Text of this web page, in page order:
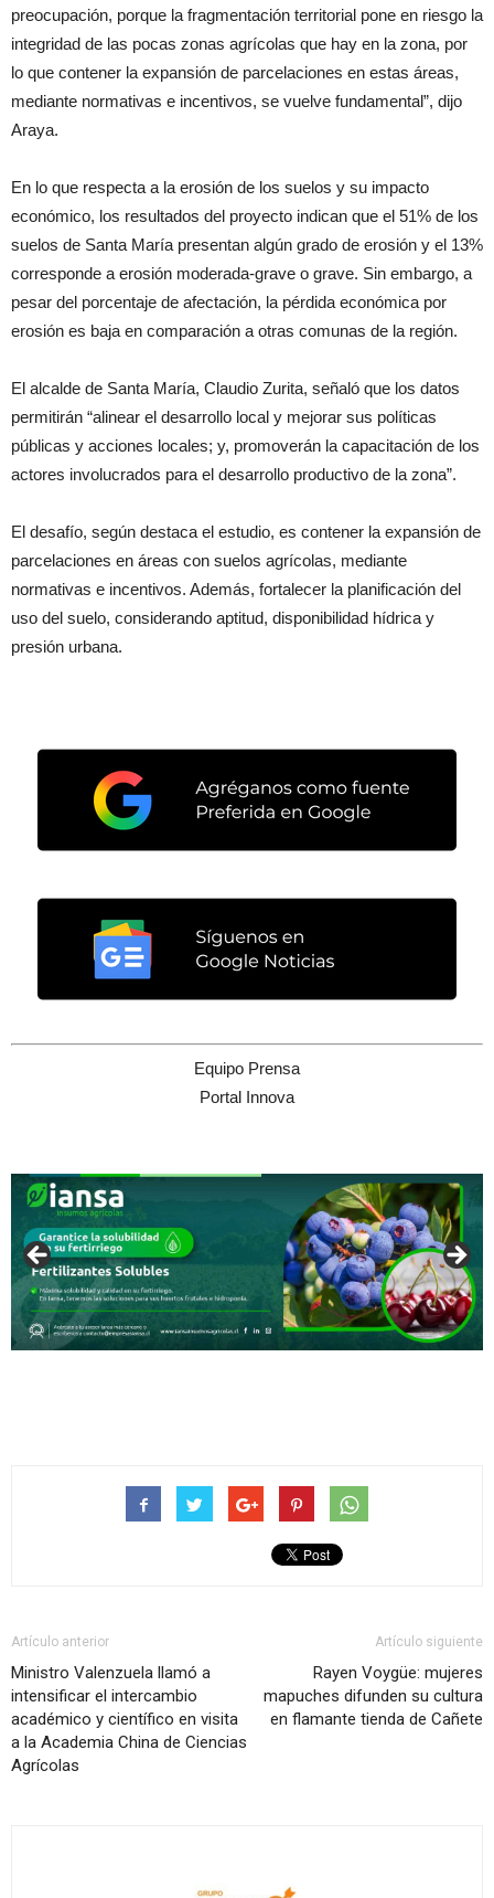
preocupación, porque la fragmentación territorial pone en riesgo la
integridad de las pocas zonas agrícolas que hay en la zona, por
lo que contener la expansión de parcelaciones en estas áreas,
mediante normativas e incentivos, se vuelve fundamental”, dijo
Araya.
En lo que respecta a la erosión de los suelos y su impacto
económico, los resultados del proyecto indican que el 51% de los
suelos de Santa María presentan algún grado de erosión y el 13%
corresponde a erosión moderada-grave o grave. Sin embargo, a
pesar del porcentaje de afectación, la pérdida económica por
erosión es baja en comparación a otras comunas de la región.
El alcalde de Santa María, Claudio Zurita, señaló que los datos
permitirán “alinear el desarrollo local y mejorar sus políticas
públicas y acciones locales; y, promoverán la capacitación de los
actores involucrados para el desarrollo productivo de la zona”.
El desafío, según destaca el estudio, es contener la expansión de
parcelaciones en áreas con suelos agrícolas, mediante
normativas e incentivos. Además, fortalecer la planificación del
uso del suelo, considerando aptitud, disponibilidad hídrica y
presión urbana.
Equipo Prensa
Portal Innova
Artículo anterior
Ministro Valenzuela llamó a
intensificar el intercambio
académico y científico en visita
a la Academia China de Ciencias
Agrícolas
Artículo siguiente
Rayen Voygüe: mujeres
mapuches difunden su cultura
en flamante tienda de Cañete